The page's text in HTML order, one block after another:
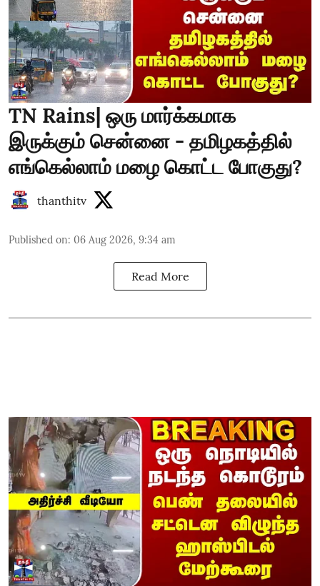
TN Rains| ஒரு மார்க்கமாக
இருக்கும் சென்னை - தமிழகத்தில்
எங்கெல்லாம் மழை கொட்ட போகுது?
thanthitv
Published on: 06 Aug 2026, 9:34 am
Read More